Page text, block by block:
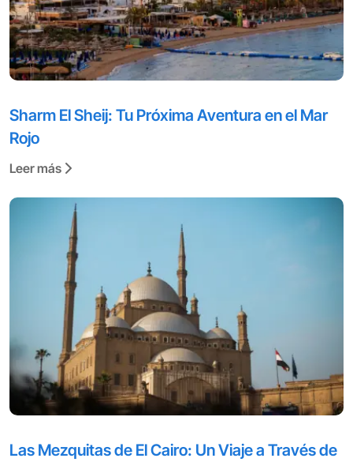
Sharm El Sheij: Tu Próxima Aventura en el Mar
Rojo
Leer más
Las Mezquitas de El Cairo: Un Viaje a Través de